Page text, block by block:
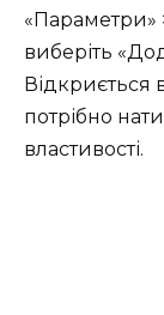
«Параметри»
виберіть
Відкриється
потрібно
властивості.